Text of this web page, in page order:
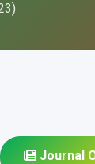
Journal